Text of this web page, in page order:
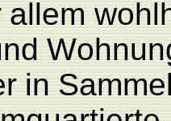
allem
W
in